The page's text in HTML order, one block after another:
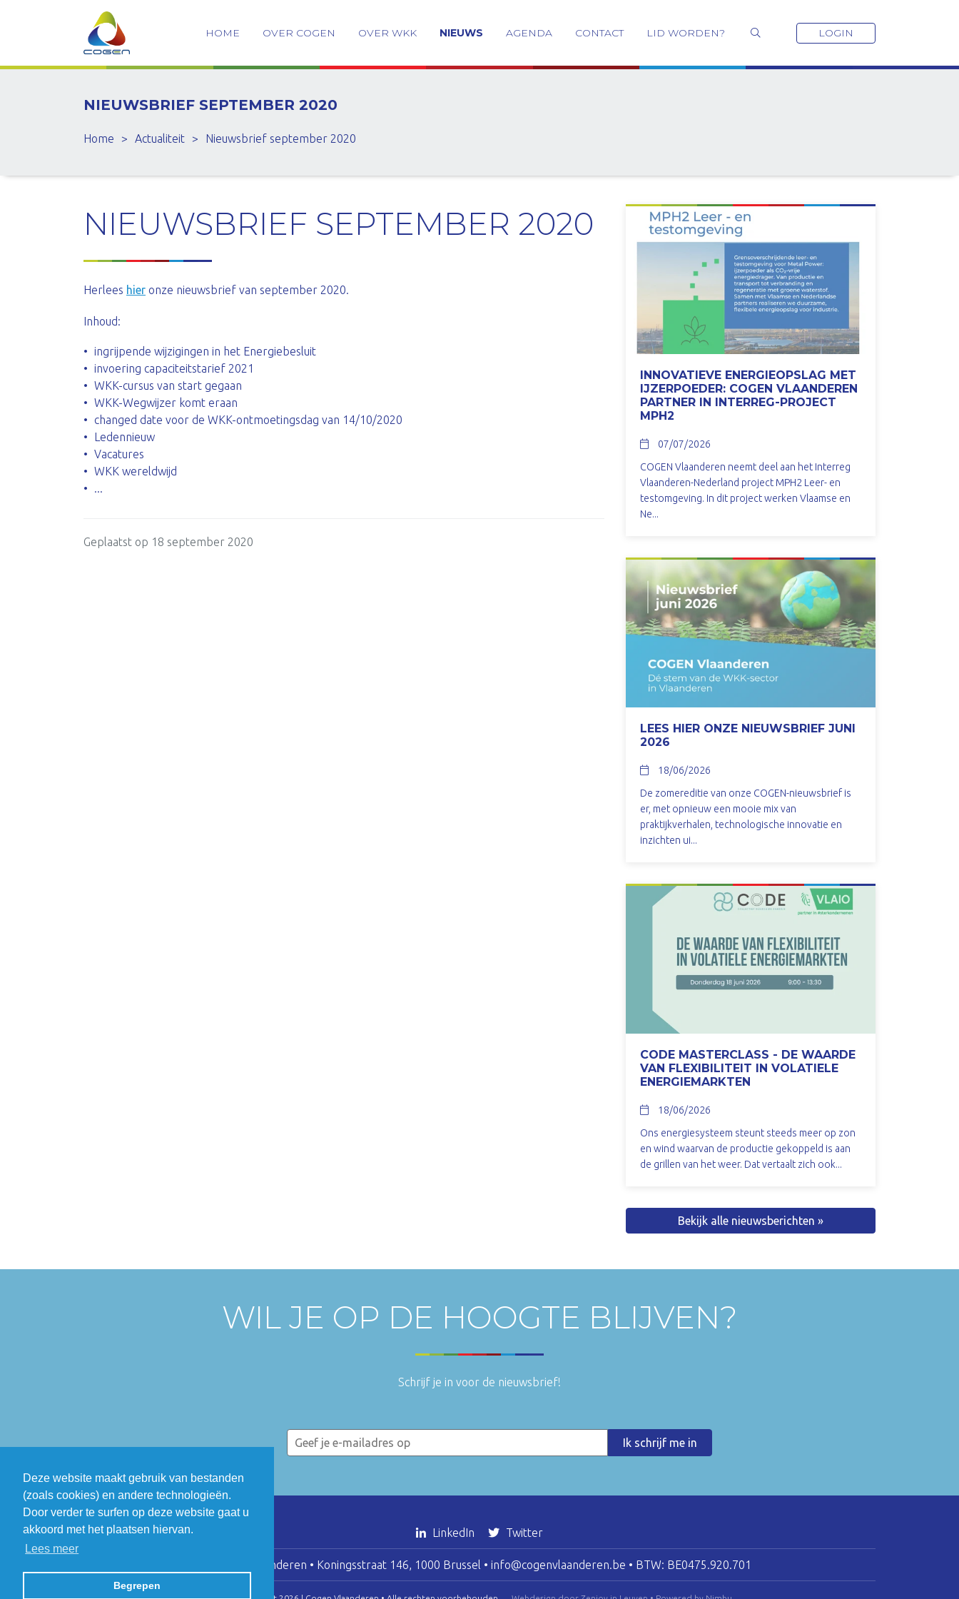
Deze website maakt gebruik van bestanden
(zoals cookies) en andere technologieën.
Door verder te surfen op deze website gaat u
akkoord met het plaatsen hiervan.
Lees meer
Begrepen
HOME OVER COGEN OVER WKK NIEUWS AGENDA CONTACT LID WORDEN? LOGIN
NIEUWSBRIEF SEPTEMBER 2020
Home > Actualiteit > Nieuwsbrief september 2020
NIEUWSBRIEF SEPTEMBER 2020
Herlees hier onze nieuwsbrief van september 2020.
Inhoud:
ingrijpende wijzigingen in het Energiebesluit
invoering capaciteitstarief 2021
WKK-cursus van start gegaan
WKK-Wegwijzer komt eraan
changed date voor de WKK-ontmoetingsdag van 14/10/2020
Ledennieuw
Vacatures
WKK wereldwijd
...
Geplaatst op 18 september 2020
INNOVATIEVE ENERGIEOPSLAG MET
IJZERPOEDER: COGEN VLAANDEREN
PARTNER IN INTERREG-PROJECT
MPH2
07/07/2026
COGEN Vlaanderen neemt deel aan het Interreg
Vlaanderen-Nederland project MPH2 Leer- en
testomgeving. In dit project werken Vlaamse en
Ne...
LEES HIER ONZE NIEUWSBRIEF JUNI
2026
18/06/2026
De zomereditie van onze COGEN-nieuwsbrief is
er, met opnieuw een mooie mix van
praktijkverhalen, technologische innovatie en
inzichten ui...
CODE MASTERCLASS - DE WAARDE
VAN FLEXIBILITEIT IN VOLATIELE
ENERGIEMARKTEN
18/06/2026
Ons energiesysteem steunt steeds meer op zon
en wind waarvan de productie gekoppeld is aan
de grillen van het weer. Dat vertaalt zich ook...
Bekijk alle nieuwsberichten »
WIL JE OP DE HOOGTE BLIJVEN?
Schrijf je in voor de nieuwsbrief!
LinkedIn Twitter
COGEN Vlaanderen • Koningsstraat 146, 1000 Brussel • info@cogenvlaanderen.be • BTW: BE0475.920.701